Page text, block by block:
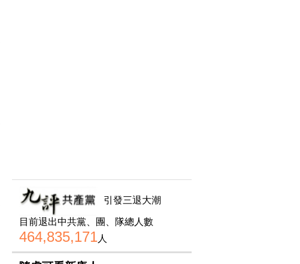
引發三退大潮
目前退出中共黨、團、隊總人數
464,835,171人